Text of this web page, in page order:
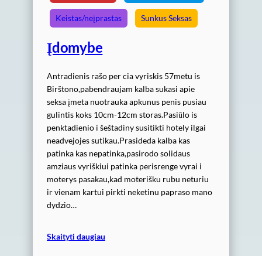
Keistas/neįprastas Sunkus Seksas
Įdomybe
Antradienis rašo per cia vyriskis 57metu is
Birštono,pabendraujam kalba sukasi apie
seksa įmeta nuotrauka apkunus penis pusiau
gulintis koks 10cm-12cm storas.Pasiūlo is
penktadienio i šeštadiny susitikti hotely ilgai
neadvejojes sutikau.Prasideda kalba kas
patinka kas nepatinka,pasirodo solidaus
amziaus vyriškiui patinka perisrenge vyrai i
moterys pasakau,kad moterišku rubu neturiu
ir vienam kartui pirkti neketinu papraso mano
dydzio…
Skaityti daugiau